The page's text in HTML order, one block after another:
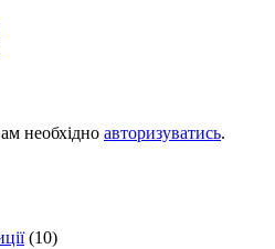
необхідно авторизуватись.
(10)